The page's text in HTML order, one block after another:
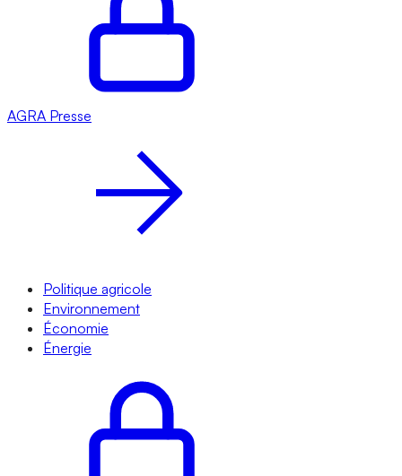
AGRA Presse
Politique agricole
Environnement
Économie
Énergie